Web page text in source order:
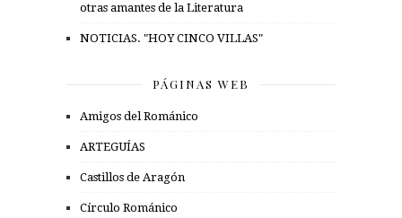
otras amantes de la Literatura
NOTICIAS. "HOY CINCO VILLAS"
PÁGINAS WEB
Amigos del Románico
ARTEGUÍAS
Castillos de Aragón
Círculo Románico